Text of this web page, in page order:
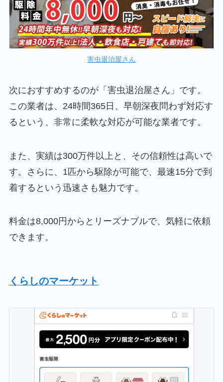
害虫退治屋さん
次におすすめするのが「害虫退治屋さん」です。
この業者は、24時間365日、早朝深夜問わず対応す
るという、非常に柔軟な対応が可能な業者です。
また、実績は300万件以上と、その信頼性は高いで
す。さらに、1匹から駆除が可能で、最速15分で到
着するという迅速さも魅力です。
料金は8,000円からとリーズナブルで、気軽に依頼
できます。
くらしのマーケット